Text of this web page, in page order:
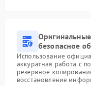
безопасное
Использование
аккуратная работа с
резервное
восстановление